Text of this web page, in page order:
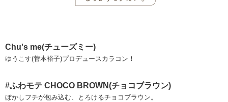
Chu's me(チューズミー)
ゆうこす(菅本裕子)プロデュースカラコン！
#ふわモテ CHOCO BROWN(チョコブラウン)
ぼかしフチが包み込む、とろけるチョコブラウン。